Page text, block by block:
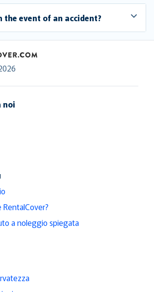
the event of an accident?
noi
RentalCover?
a noleggio spiegata